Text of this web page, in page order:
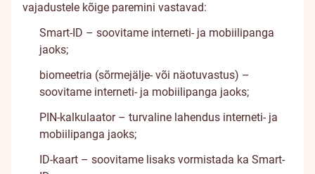
vajadustele kõige paremini vastavad:
Smart-ID – soovitame interneti- ja mobiilipanga
jaoks;
biomeetria (sõrmejälje- või näotuvastus) –
soovitame interneti- ja mobiilipanga jaoks;
PIN-kalkulaator – turvaline lahendus interneti- ja
mobiilipanga jaoks;
ID-kaart – soovitame lisaks vormistada ka Smart-